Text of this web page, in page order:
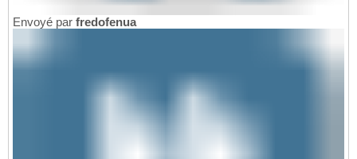
Envoyé par fredofenua